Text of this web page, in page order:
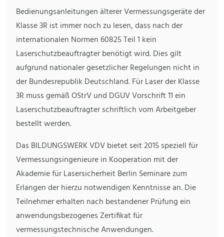
Bedienungsanleitungen älterer Vermessungsgeräte der
Klasse 3R ist immer noch zu lesen, dass nach der
internationalen Normen 60825 Teil 1 kein
Laserschutzbeauftragter benötigt wird. Dies gilt
aufgrund nationaler gesetzlicher Regelungen nicht in
der Bundesrepublik Deutschland. Für Laser der Klasse
3R muss gemäß OStrV und DGUV Vorschrift 11 ein
Laserschutzbeauftragter schriftlich vom Arbeitgeber
bestellt werden.
Das BILDUNGSWERK VDV bietet seit 2015 speziell für
Vermessungsingenieure in Kooperation mit der
Akademie für Lasersicherheit Berlin Seminare zum
Erlangen der hierzu notwendigen Kenntnisse an. Die
Teilnehmer erhalten nach bestandener Prüfung ein
anwendungsbezogenes Zertifikat für
vermessungstechnische Anwendungen.